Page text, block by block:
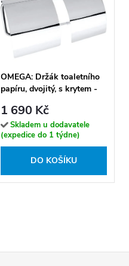
OMEGA: Držák toaletního
papíru, dvojitý, s krytem -
1 690 Kč
Skladem u dodavatele
(expedice do 1 týdne)
DO KOŠÍKU